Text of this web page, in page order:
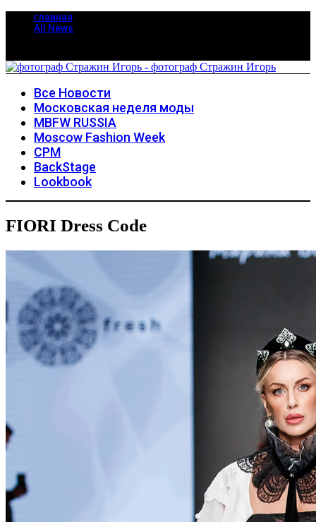
главная
All News
Все Новости
Московская неделя моды
MBFW RUSSIA
Moscow Fashion Week
CPM
BackStage
Lookbook
FIORI Dress Code